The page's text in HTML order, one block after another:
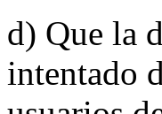
d) Que la
intentado